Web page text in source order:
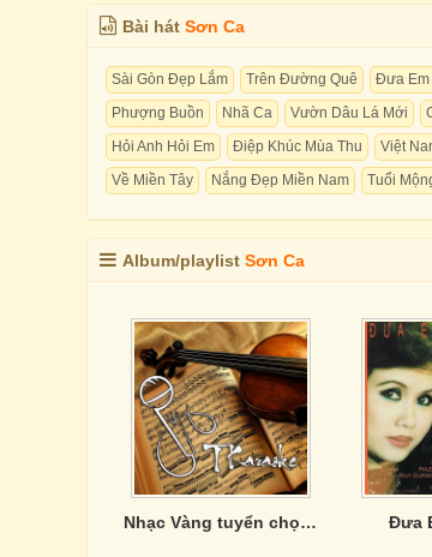
Bài hát Sơn Ca
Sài Gòn Đẹp Lắm Trên Đường Quê Đưa Em
Phượng Buồn
Nhã Ca Vườn Dâu Lá Mới
Hỏi Anh Hỏi Em
Điệp Khúc Mùa Thu Việt
Về Miền Tây
Nắng Đẹp Miền Nam Tuổi
Album/playlist Sơn Ca
Nhạc Vàng tuyển chọn của Phương Anh Đưa